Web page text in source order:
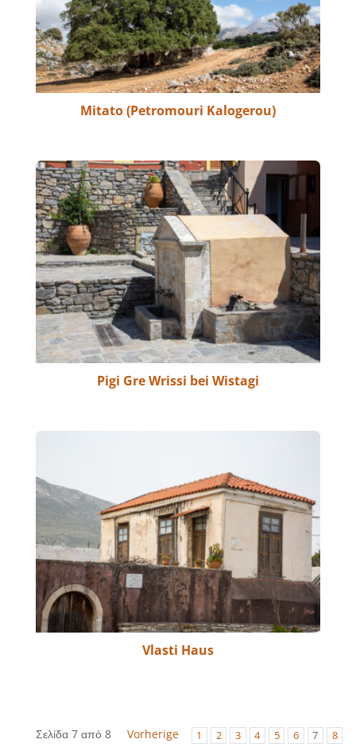
Mitato (Petromouri Kalogerou)
Pigi Gre Wrissi bei Wistagi
Vlasti Haus
Σελίδα 7 από 8 Vorherige 1 2 3 4 5 6 7 8